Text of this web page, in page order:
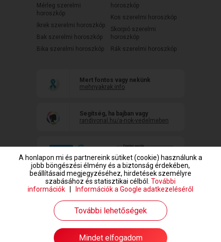
Mérleg szerelmi
horoszkóp
Ikrek szerelmi horoszkóp
Bak szerelmi horoszkóp
Bika szerelmi horoszkóp
horoszkóp
Kos szerelmi horoszkóp
Skorpió szerelmi
horoszkóp
Rák szerelmi horoszkóp
Mert fontos vagy nekünk
mehnyakrak.info
Segítség, ha bajban vagy
randivonal.hu/a-nok-vedelmeben
www.randivonal.hu © Copyright 1999-2026 Dating Central Europe Zrt.
A honlapon mi és partnereink sütiket (cookie) használunk a
jobb böngészési élmény és a biztonság érdekében,
beállításaid megjegyzéséhez, hirdetések személyre
szabásához és statisztikai célból. További
információk
Információk a Google adatkezeléséről
További lehetőségek
Mindet elfogadom